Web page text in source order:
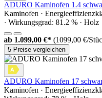
ADURO Kaminofen 1.4
Kaminofen ·
· Wirkungsgrad: 81.2 % · Holz
ab 1.099,00 €* (1099,00 €/
5 Preise vergleichen
ADURO Kaminofen 17
Kaminofen ·